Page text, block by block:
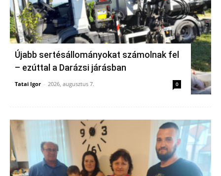
Újabb sertésállományokat számolnak fel
– ezúttal a Darázsi járásban
Tatai Igor - 2026, augusztus 7. 0